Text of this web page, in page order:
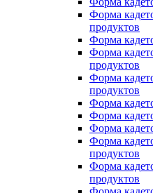
Форма
продуктов
Форма
Форма
продуктов
Форма
продуктов
Форма
Форма
Форма
Форма
продуктов
Форма
продуктов